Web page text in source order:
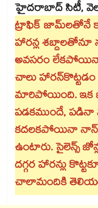
హైదరాబాద్ సిటీ,
ట్రాఫిక్ జామ్‌‌లతోనే
హారన్ల శబ్దాలతోనూ
అవసరం లేకపోయినా
చాలు
మారిపోయింది. ఇక
పడకముందే,
కదలకపోయినా
ఉంటారు. సైలెన్స్
దగ్గర హారన్లు
చాలామందికి